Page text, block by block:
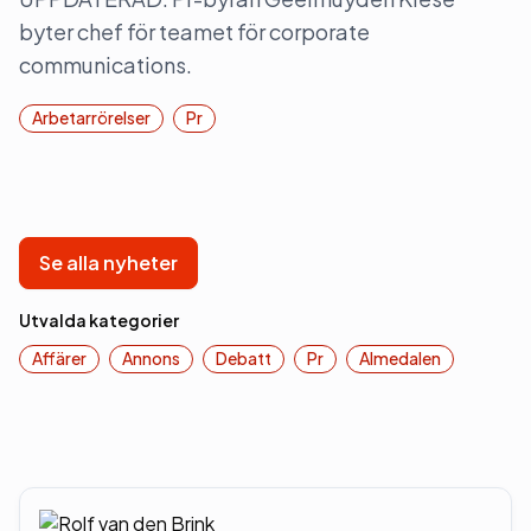
byter chef för teamet för corporate
communications.
Arbetarrörelser Pr
Se alla nyheter
Utvalda kategorier
Affärer
Annons Debatt Pr Almedalen